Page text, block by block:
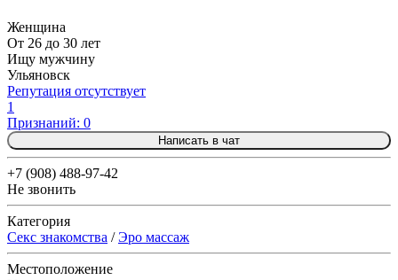
Женщина
От 26 до 30 лет
Ищу мужчину
Ульяновск
Репутация отсутствует
1
Признаний: 0
Написать в чат
+7 (908) 488-97-42
Не звонить
Категория
Секс знакомства /Эро массаж
Местоположение